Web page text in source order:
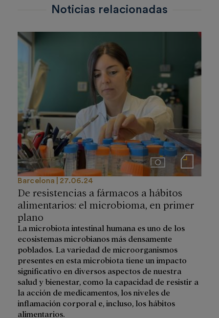
Noticias relacionadas
ImágenesNotas de prensa
Barcelona 27.06.24
De resistencias a fármacos a hábitos
alimentarios: el microbioma, en primer
plano
La microbiota intestinal humana es uno de los
ecosistemas microbianos más densamente
poblados. La variedad de microorganismos
presentes en esta microbiota tiene un impacto
significativo en diversos aspectos de nuestra
salud y bienestar, como la capacidad de resistir a
la acción de medicamentos, los niveles de
inflamación corporal e, incluso, los hábitos
alimentarios.